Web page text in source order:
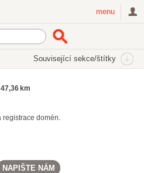
menu
Související sekce/štítky
47,36 km
registrace domén.
NAPIŠTE NÁM